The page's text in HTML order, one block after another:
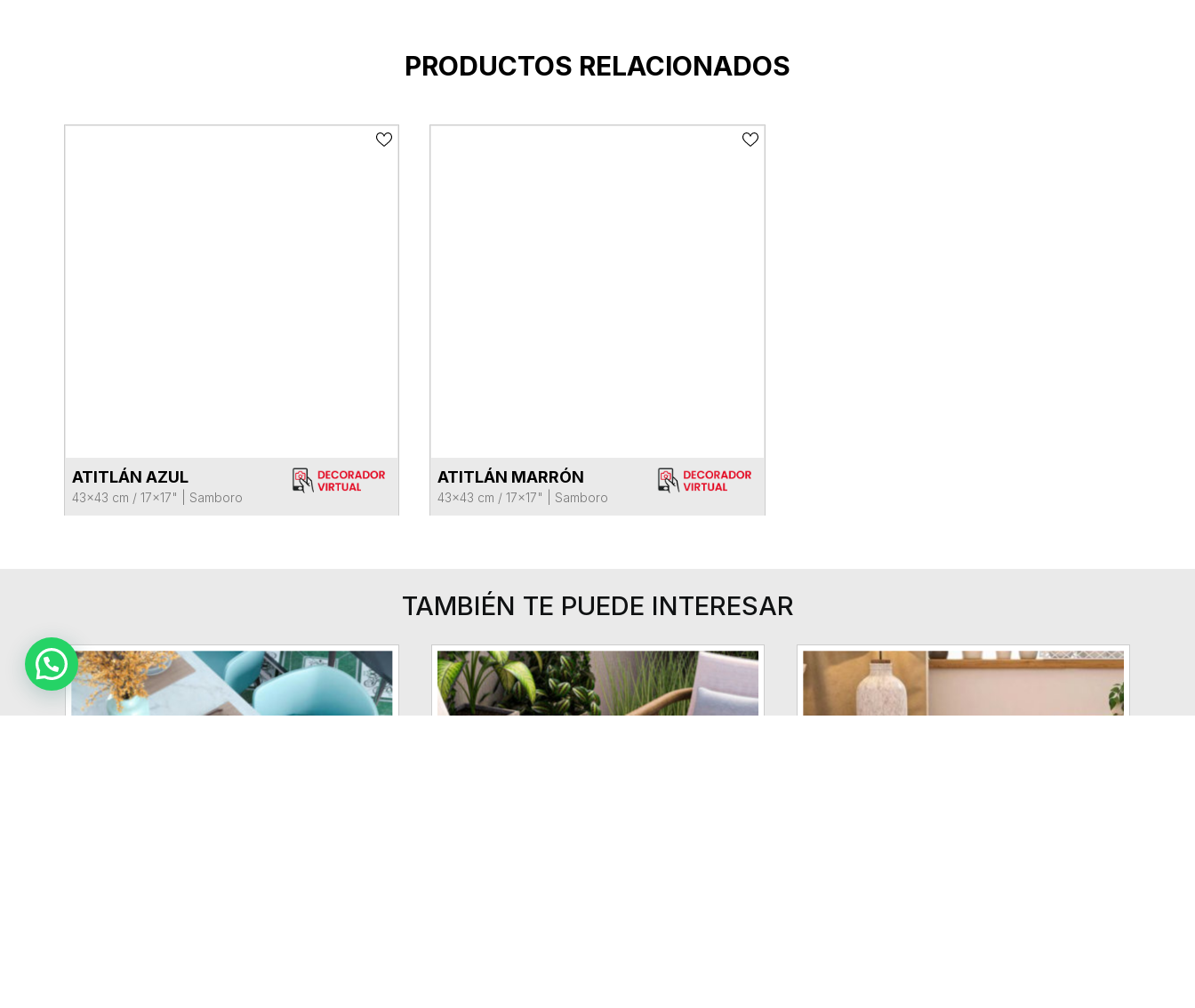
PRODUCTOS RELACIONADOS
VER FICHA DEL PRODUCTO
ATITLÁN AZUL
43x43 cm / 17x17" Samboro
VER FICHA DEL PRODUCTO
ATITLÁN MARRÓN
43x43 cm / 17x17" Samboro
TAMBIÉN TE PUEDE INTERESAR